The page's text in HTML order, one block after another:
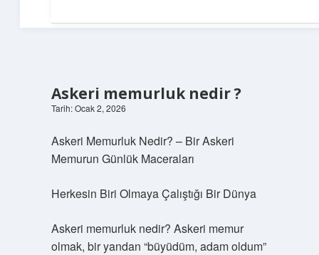
Askeri memurluk nedir ?
Tarih: Ocak 2, 2026
Askeri Memurluk Nedir? – Bir Askeri
Memurun Günlük Maceraları
Herkesin Biri Olmaya Çalıştığı Bir Dünya
Askeri memurluk nedir? Askeri memur
olmak, bir yandan “büyüdüm, adam oldum”